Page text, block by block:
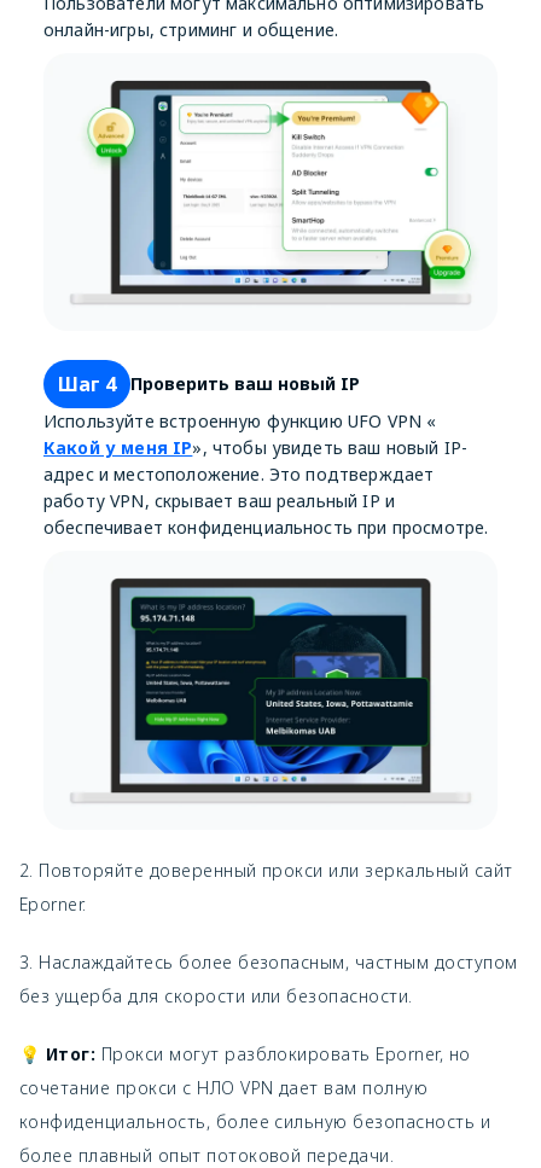
онлайн-игры, стриминг и общение.
Шаг 4
Проверить ваш новый IP
Используйте встроенную функцию UFO VPN «
Какой у меня IP», чтобы увидеть ваш новый IP-
адрес и местоположение. Это подтверждает
работу VPN, скрывает ваш реальный IP и
обеспечивает конфиденциальность при просмотре.
2. Повторяйте доверенный прокси или зеркальный сайт
Eporner.
3. Наслаждайтесь более безопасным, частным доступом
без ущерба для скорости или безопасности.
💡 Итог: Прокси могут разблокировать Eporner, но
сочетание прокси с НЛО VPN дает вам полную
конфиденциальность, более сильную безопасность и
более плавный опыт потоковой передачи.